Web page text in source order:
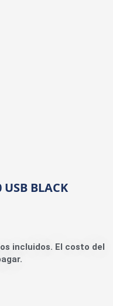
USB BLACK
incluidos. El costo del